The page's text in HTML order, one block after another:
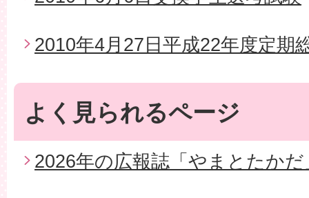
2010年4月27日平成22年度定期
よく見られるページ
2026年の広報誌「やまとたかだ